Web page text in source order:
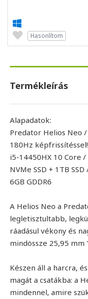
Hasonlítom
Termékleírás
Alapadatok:
Predator Helios Neo /
180Hz
i5-14450HX 10 Core /
NVMe SSD + 1TB
6GB GDDR6
A Helios Neo a
legletisztultabb,
ráadásul vékony és
mindössze 25,95 mm
Készen áll a harcra,
magát a csatákba: a
mindennel, amire